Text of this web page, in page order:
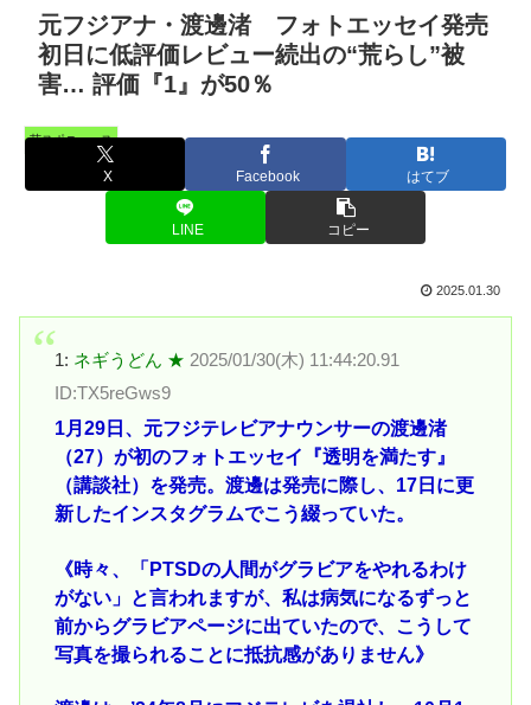
元フジアナ・渡邊渚 フォトエッセイ発売
初日に低評価レビュー続出の“荒らし”被
害… 評価『1』が50％
芸スポニュース
X Facebook はてブ
LINE コピー
2025.01.30
1: ネギうどん ★ 2025/01/30(木) 11:44:20.91
ID:TX5reGws9
1月29日、元フジテレビアナウンサーの渡邊渚
（27）が初のフォトエッセイ『透明を満たす』
（講談社）を発売。渡邊は発売に際し、17日に更
新したインスタグラムでこう綴っていた。
《時々、「PTSDの人間がグラビアをやれるわけ
がない」と言われますが、私は病気になるずっと
前からグラビアページに出ていたので、こうして
写真を撮られることに抵抗感がありません》